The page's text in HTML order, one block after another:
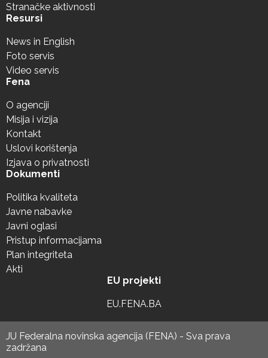
Stranačke aktivnosti
Resursi
News in English
Foto servis
Video servis
Fena
O agenciji
Misija i vizija
Kontakt
Uslovi korištenja
Izjava o privatnosti
Dokumenti
Politika kvaliteta
Javne nabavke
Javni oglasi
Pristup informacijama
Plan integriteta
Akti
EU projekti
EU.FENA.BA
JU Federalna novinska agencija (FENA) - Sva prava
zadržana